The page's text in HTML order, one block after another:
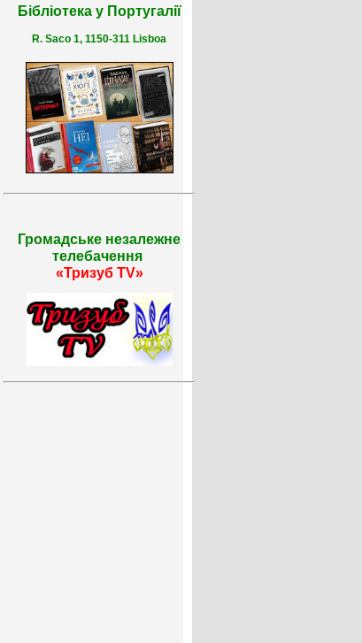
Бібліотека у Португалії
R. Saco 1, 1150-311 Lisboa
Громадське незалежне
телебачення
«Тризуб TV»